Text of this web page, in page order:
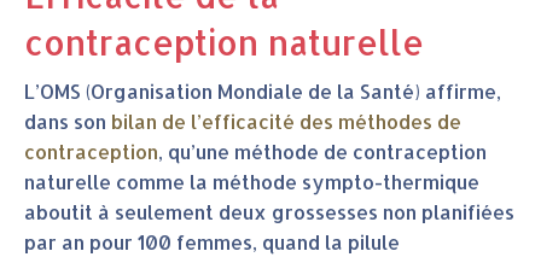
contraception naturelle
L’OMS (Organisation Mondiale de la Santé) affirme,
dans son bilan de l’efficacité des méthodes de
contraception, qu’une méthode de contraception
naturelle comme la méthode sympto-thermique
aboutit à seulement deux grossesses non planifiées
par an pour 100 femmes, quand la pilule